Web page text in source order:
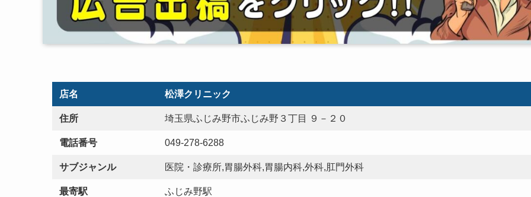
店名 松澤クリニック
住所 埼玉県ふじみ野市ふじみ野３丁目 ９－２０
電話番号 049-278-6288
サブジャンル 医院・診療所,胃腸外科,胃腸内科,外科,肛門外科
最寄駅 ふじみ野駅